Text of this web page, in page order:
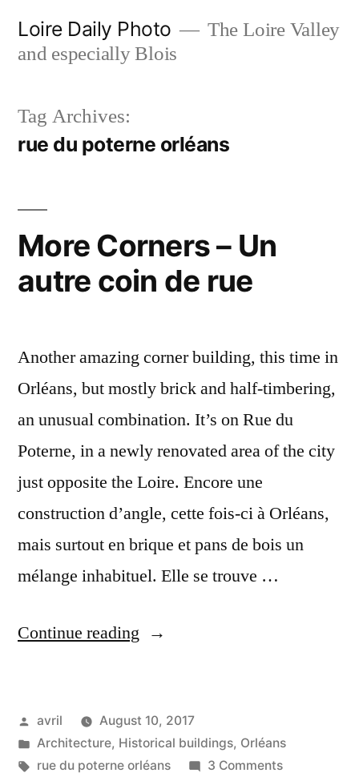
Loire Daily Photo
The Loire Valley
and especially Blois
Tag Archives:
rue du poterne orléans
More Corners – Un
autre coin de rue
Another amazing corner building, this time in
Orléans, but mostly brick and half-timbering,
an unusual combination. It’s on Rue du
Poterne, in a newly renovated area of the city
just opposite the Loire. Encore une
construction d’angle, cette fois-ci à Orléans,
mais surtout en brique et pans de bois un
mélange inhabituel. Elle se trouve …
Continue reading “More
Un
autre
Posted
by
avril
August 10, 2017
Posted
in
Architecture, Historical buildings, Orléans
Tags:
rue du poterne orléans 3 Commentson